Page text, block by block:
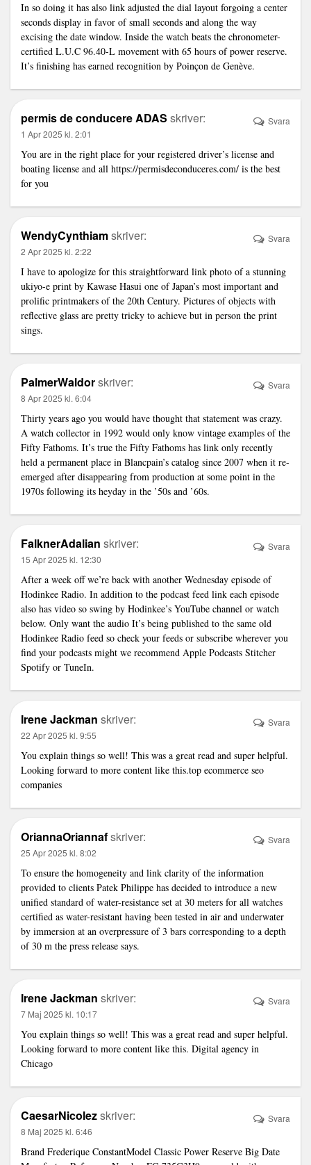
In so doing it has also link adjusted the dial layout forgoing a center
seconds display in favor of small seconds and along the way
excising the date window. Inside the watch beats the chronometer-
certified L.U.C 96.40-L movement with 65 hours of power reserve.
It’s finishing has earned recognition by Poinçon de Genève.
permis de conducere ADAS skriver:
1 Apr 2025 kl. 2:01
You are in the right place for your registered driver’s license and
boating license and all https://permisdeconduceres.com/ is the best
for you
Svara
WendyCynthiamskriver:
2 Apr 2025 kl. 2:22
I have to apologize for this straightforward link photo of a stunning
ukiyo-e print by Kawase Hasui one of Japan’s most important and
prolific printmakers of the 20th Century. Pictures of objects with
reflective glass are pretty tricky to achieve but in person the print
sings.
Svara
PalmerWaldorskriver:
8 Apr 2025 kl. 6:04
Thirty years ago you would have thought that statement was crazy.
A watch collector in 1992 would only know vintage examples of the
Fifty Fathoms. It’s true the Fifty Fathoms has link only recently
held a permanent place in Blancpain’s catalog since 2007 when it re-
emerged after disappearing from production at some point in the
1970s following its heyday in the ’50s and ’60s.
Svara
FalknerAdalian skriver:
15 Apr 2025 kl. 12:30
After a week off we’re back with another Wednesday episode of
Hodinkee Radio. In addition to the podcast feed link each episode
also has video so swing by Hodinkee’s YouTube channel or watch
below. Only want the audio It’s being published to the same old
Hodinkee Radio feed so check your feeds or subscribe wherever you
find your podcasts might we recommend Apple Podcasts Stitcher
Spotify or TuneIn.
Svara
Irene Jackman skriver:
22 Apr 2025 kl. 9:55
You explain things so well! This was a great read and super helpful.
Looking forward to more content like this.top ecommerce seo
companies
Svara
OriannaOriannafskriver:
25 Apr 2025 kl. 8:02
To ensure the homogeneity and link clarity of the information
provided to clients Patek Philippe has decided to introduce a new
unified standard of water-resistance set at 30 meters for all watches
certified as water-resistant having been tested in air and underwater
by immersion at an overpressure of 3 bars corresponding to a depth
of 30 m the press release says.
Svara
Irene Jackman skriver:
7 Maj 2025 kl. 10:17
You explain things so well! This was a great read and super helpful.
Looking forward to more content like this. Digital agency in
Chicago
Svara
CaesarNicolezskriver:
8 Maj 2025 kl. 6:46
Brand Frederique ConstantModel Classic Power Reserve Big Date
Svara